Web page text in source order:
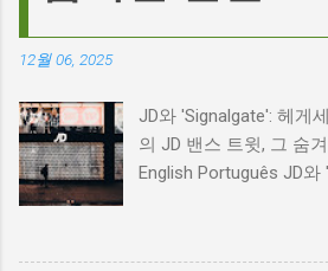
하는 동시에 우려를 표
로디의 이미지가 원작
거리가 있다는 의견을
한 비판에 대해 "기다
12월 06, 2025
JD와 'Signalgate': 헤게
의 JD 밴스 트윗, 그 숨
English Português JD와
연결고리 오늘의 구글
단순히 두 글자의 약자